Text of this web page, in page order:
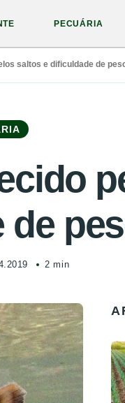
PECUÁRIA
saltos e dificuldade de
de
2 min